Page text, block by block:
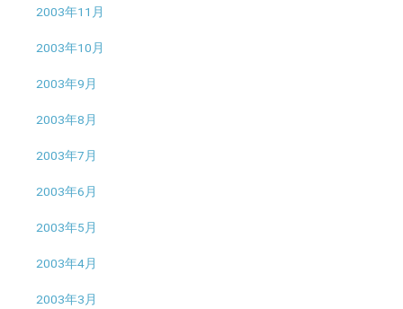
2003年11月
2003年10月
2003年9月
2003年8月
2003年7月
2003年6月
2003年5月
2003年4月
2003年3月